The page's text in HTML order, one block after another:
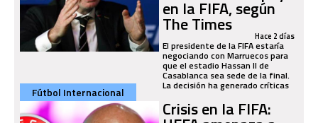
en la FIFA, según
The Times Hace 2 días
El presidente de la FIFA estaría
negociando con Marruecos para
que el estadio Hassan II de
Casablanca sea sede de la final.
La decisión ha generado críticas
Fútbol Internacional
Crisis en la FIFA: